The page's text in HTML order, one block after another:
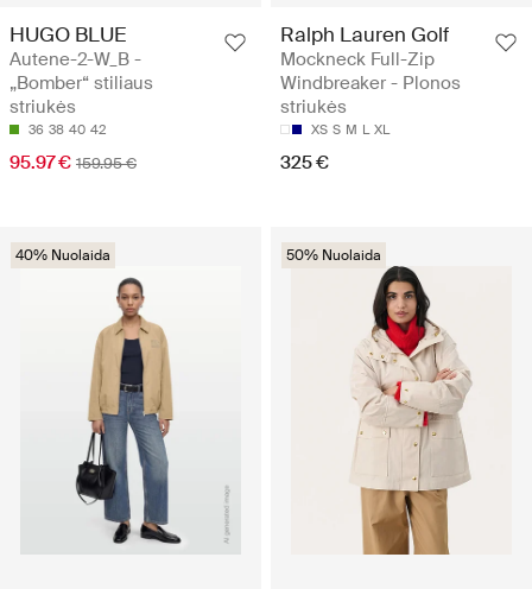
HUGO BLUE
Autene-2-W_B -
„Bomber“ stiliaus
striukės
36 38 40 42
95.97 € 159.95 €
Ralph Lauren Golf
Mockneck Full-Zip
Windbreaker - Plonos
striukės
XS S M L XL
325 €
40% Nuolaida 50% Nuolaida